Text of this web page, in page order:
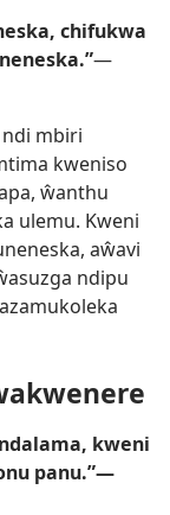
chifukwa
—
mbiri
kweniso
ŵanthu
ulemu. Kweni
aŵavi
ndipu
kweni
panu.”—